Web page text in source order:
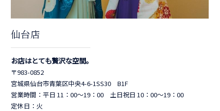
仙台店
お店はとても贅沢な空間。
〒983-0852
宮城県仙台市青葉区中央4-6-1SS30 B1F
営業時間：平日 11：00～19：00 土日祝日 10：00～19：00
定休日：火